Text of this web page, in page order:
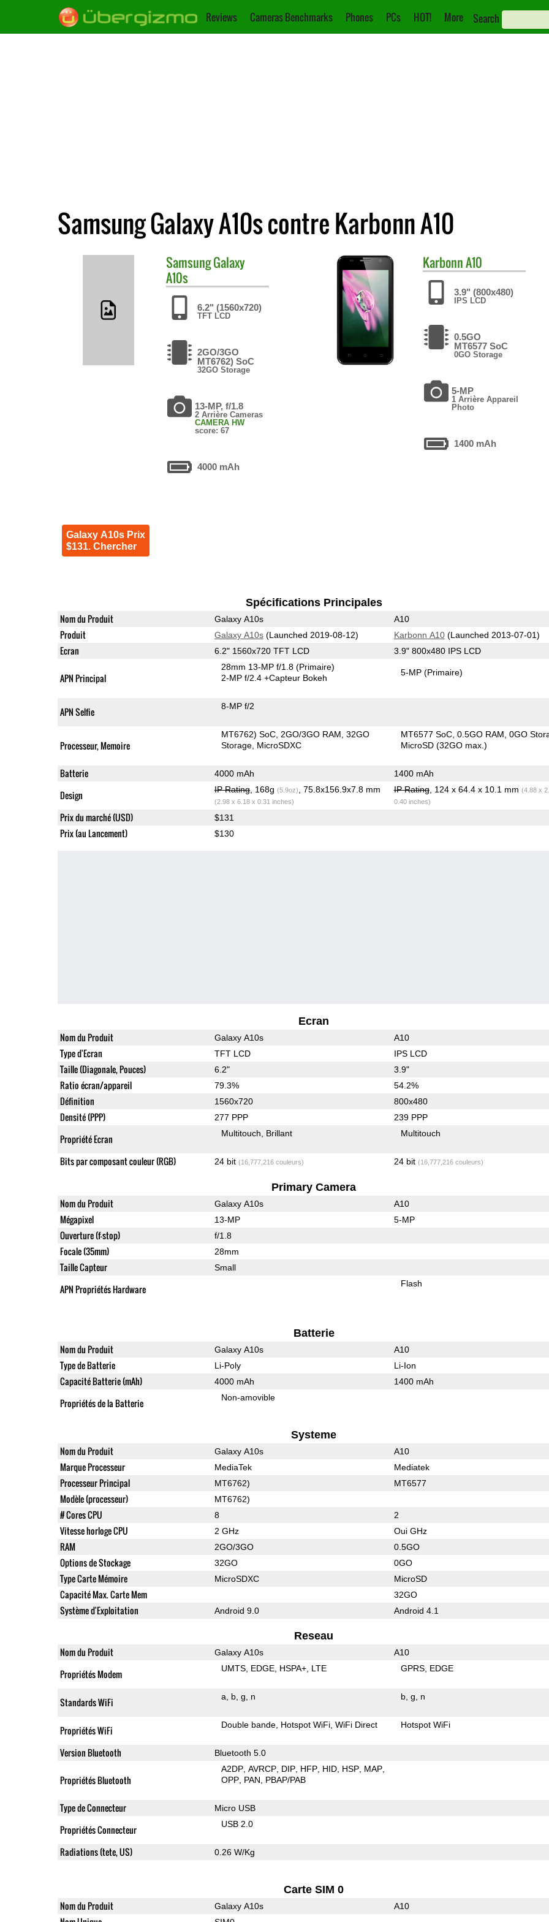
Reviews Cameras Benchmarks Phones PCs HOT! More Search
Samsung Galaxy A10s contre Karbonn A10
SamsungGalaxy
A10s
6.2" (1560x720)
TFT LCD
2GO/3GO
MT6762) SoC
32GO Storage
13-MP, f/1.8
2 Arrière Cameras
CAMERA HW
score: 67
4000 mAh
Galaxy A10s Prix
$131. Chercher
KarbonnA10
3.9" (800x480)
IPS LCD
0.5GO
MT6577 SoC
0GO Storage
5-MP
1 Arrière Appareil
Photo
1400 mAh
Spécifications Principales
Nom du Produit Galaxy A10s A10
Produit Galaxy A10s(Launched 2019-08-12) Karbonn A10(Launched 2013-07-01)
Ecran 6.2" 1560x720 TFT LCD 3.9" 800x480 IPS LCD
APN Principal
28mm 13-MP f/1.8(Primaire)
2-MP f/2.4+Capteur Bokeh
5-MP(Primaire)
APN Selfie 8-MP f/2
Processeur, Memoire
MT6762) SoC 2GO/3GO RAM 32GO
Storage MicroSDXC
MT6577 SoC 0.5GO RAM 0GO
MicroSD (32GO max.)
Batterie 4000 mAh 1400 mAh
Design IP Rating, 168g (5.9oz) , 75.8x156.9x7.8 mm
(2.98 x 6.18 x 0.31 inches)
IP Rating, 124 x 64.4 x 10.1 mm (4.88 x
0.40 inches)
Prix du marché (USD) $131
Prix (au Lancement) $130
Ecran
Nom du Produit Galaxy A10s A10
Type d'Ecran TFT LCD IPS LCD
Taille (Diagonale, Pouces) 6.2" 3.9"
Ratio écran/appareil 79.3% 54.2%
Définition 1560x720 800x480
Densité (PPP) 277 PPP 239 PPP
Propriété Ecran Multitouch Brillant Multitouch
Bits par composant couleur (RGB) 24 bit (16,777,216 couleurs) 24 bit (16,777,216 couleurs)
Primary Camera
Nom du Produit Galaxy A10s A10
Mégapixel 13-MP 5-MP
Ouverture (f-stop) f/1.8
Focale (35mm) 28mm
Taille Capteur Small
APN Propriétés Hardware Flash
Batterie
Nom du Produit Galaxy A10s A10
Type de Batterie Li-Poly Li-Ion
Capacité Batterie (mAh) 4000 mAh 1400 mAh
Propriétés de la Batterie Non-amovible
Systeme
Nom du Produit Galaxy A10s A10
Marque Processeur MediaTek Mediatek
Processeur Principal MT6762) MT6577
Modèle (processeur) MT6762)
# Cores CPU 8 2
Vitesse horloge CPU 2 GHz Oui GHz
RAM 2GO/3GO 0.5GO
Options de Stockage 32GO 0GO
Type Carte Mémoire MicroSDXC MicroSD
Capacité Max. Carte Mem 32GO
Système d'Exploitation Android 9.0 Android 4.1
Reseau
Nom du Produit Galaxy A10s A10
Propriétés Modem UMTS EDGE HSPA+ LTE GPRS EDGE
Standards WiFi a b g n b g n
Propriétés WiFi Double bande Hotspot WiFi WiFi Direct Hotspot WiFi
Version Bluetooth Bluetooth 5.0
Propriétés Bluetooth
A2DP AVRCP DIP HFP HID HSP MAP
OPP PAN PBAP/PAB
Type de Connecteur Micro USB
Propriétés Connecteur USB 2.0
Radiations (tete, US) 0.26 W/Kg
Carte SIM 0
Nom du Produit Galaxy A10s A10